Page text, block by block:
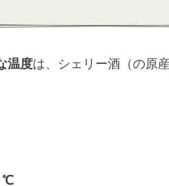
温度は、シェリー酒（の原
℃